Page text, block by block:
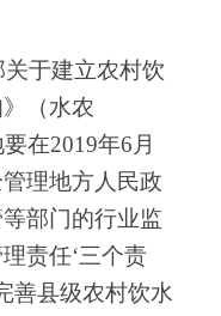
于建立农村饮
（水农
要在2019年6月
理地方人民政
部门的行业监
责任‘三个责
善县级农村饮水